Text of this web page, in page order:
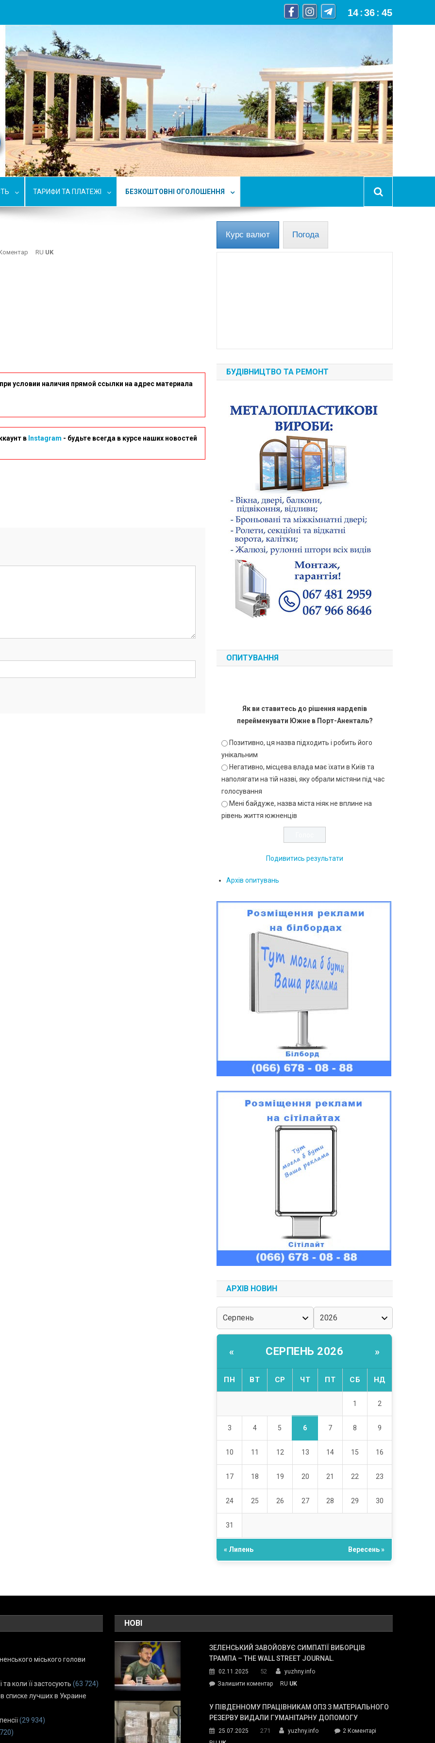
14 :36 : 46
ТАРИФИ ТА ПЛАТЕЖІ БЕЗКОШТОВНІ ОГОЛОШЕННЯ
RU UK
условии наличия прямой ссылки на адрес материала
в Instagram - будьте всегда в курсе наших новостей
Курс валют Погода
БУДІВНИЦТВО ТА РЕМОНТ
ОПИТУВАННЯ
Як ви ставитесь до рішення нардепів
перейменувати Южне в Порт-Аненталь?
Позитивно, ця назва підходить і робить його
унікальним
Негативно, місцева влада має їхати в Київ та
наполягати на тій назві, яку обрали містяни під час
голосування
Мені байдуже, назва міста ніяк не вплине на
рівень життя южненців
Подивитись результати
Архів опитувань
АРХІВ НОВИН
« СЕРПЕНЬ 2026 »
ПН ВТ СР ЧТ ПТ СБ НД
1 2
3 4 5 6 7 8 9
10 11 12 13 14 15 16
17 18 19 20 21 22 23
24 25 26 27 28 29 30
31
« Липень Вересень »
міського голови
коли її застосують (63 724)
списке лучших в Украине
(29 934)
НОВІ
ЗЕЛЕНСЬКИЙ ЗАВОЙОВУЄ СИМПАТІЇ ВИБОРЦІВ
ТРАМПА – THE WALL STREET JOURNAL.
02.11.2025 52
yuzhny.info
Залишити коментарon
завойовує
симпатії
Трампа
RU UK
У ПІВДЕННОМУ ПРАЦІВНИКАМ ОПЗ З МАТЕРІАЛЬНОГО
РЕЗЕРВУ ВИДАЛИ ГУМАНІТАРНУ ДОПОМОГУ
25.07.2025 271 yuzhny.info 2 Коментарідо